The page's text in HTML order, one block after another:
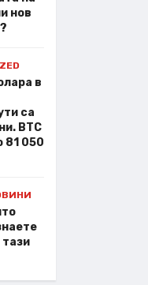
нов
в
са
BTC
81 050